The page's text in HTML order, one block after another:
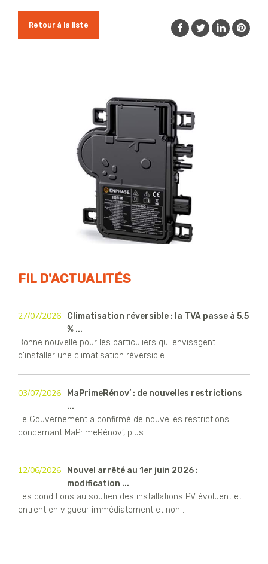
Retour à la liste
FIL D'ACTUALITÉS
27/07/2026
Climatisation réversible : la TVA passe à 5,5
% ...
Bonne nouvelle pour les particuliers qui envisagent
d'installer une climatisation réversible : ...
03/07/2026
MaPrimeRénov’ : de nouvelles restrictions
...
Le Gouvernement a confirmé de nouvelles restrictions
concernant MaPrimeRénov’, plus ...
12/06/2026
Nouvel arrêté au 1er juin 2026 :
modification ...
Les conditions au soutien des installations PV évoluent et
entrent en vigueur immédiatement et non ...